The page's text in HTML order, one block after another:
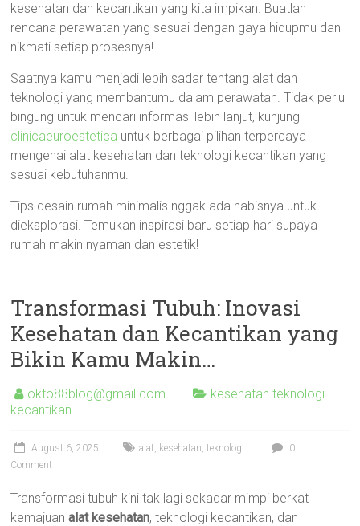
kesehatan dan kecantikan yang kita impikan. Buatlah
rencana perawatan yang sesuai dengan gaya hidupmu dan
nikmati setiap prosesnya!
Saatnya kamu menjadi lebih sadar tentang alat dan
teknologi yang membantumu dalam perawatan. Tidak perlu
bingung untuk mencari informasi lebih lanjut, kunjungi
clinicaeuroestetica untuk berbagai pilihan terpercaya
mengenai alat kesehatan dan teknologi kecantikan yang
sesuai kebutuhanmu.
Tips desain rumah minimalis nggak ada habisnya untuk
dieksplorasi. Temukan inspirasi baru setiap hari supaya
rumah makin nyaman dan estetik!
Transformasi Tubuh: Inovasi
Kesehatan dan Kecantikan yang
Bikin Kamu Makin…
okto88blog@gmail.com
kesehatan teknologi
kecantikan
August 6, 2025 alat, kesehatan,teknologi
0
Comment
Transformasi tubuh kini tak lagi sekadar mimpi berkat
kemajuanalat kesehatan, teknologi kecantikan, dan